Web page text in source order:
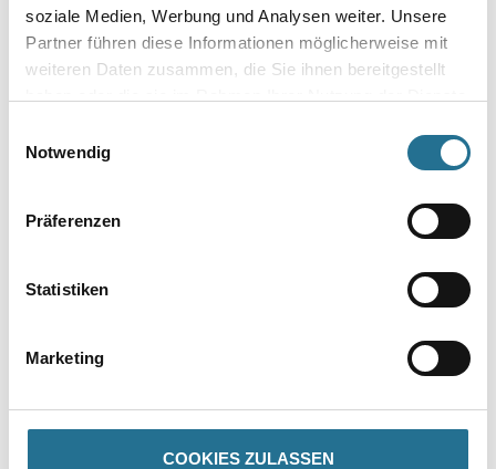
soziale Medien, Werbung und Analysen weiter. Unsere
Partner führen diese Informationen möglicherweise mit
weiteren Daten zusammen, die Sie ihnen bereitgestellt
Notwendig
Präferenzen
Statistiken
Marketing
COOKIES ZULASSEN
Umrechnungsfaktoren
- Verarbeitungs-, Umluft- und Untergrundtemperatur: Mindestens